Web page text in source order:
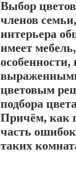
Выбор
членов
интерьера
имеет
цветовым
подбора
Причём, как
часть
таких